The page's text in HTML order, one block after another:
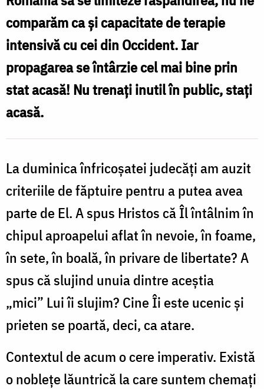
comparăm ca și capacitate de terapie
intensivă cu cei din Occident. Iar
propagarea se întârzie cel mai bine prin
stat acasă! Nu trenați inutil în public, stați
acasă. ​
La duminica înfricoșatei judecăți am auzit
criteriile de făptuire pentru a putea avea
parte de El. A spus Hristos că Îl întâlnim în
chipul aproapelui aflat în nevoie, în foame,
în sete, în boală, în privare de libertate? A
spus că slujind unuia dintre aceștia
„mici” Lui îi slujim? Cine Îi este ucenic și
prieten se poartă, deci, ca atare.
Contextul de acum o cere imperativ. Există
o noblețe lăuntrică la care suntem chemați